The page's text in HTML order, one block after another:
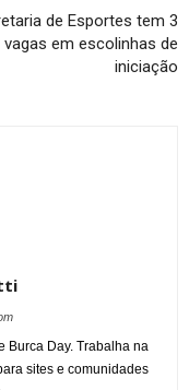
de Esportes tem 3
vagas em escolinhas de
iniciação
Burca Day. Trabalha na
sites e comunidades